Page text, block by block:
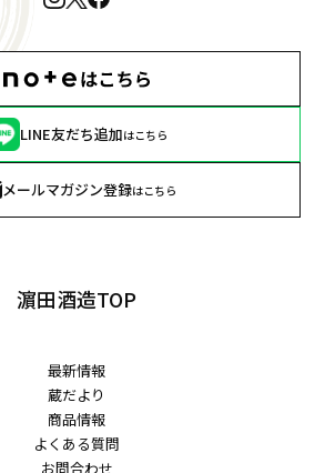
LINE友だち追加はこちら
メールマガジン登録はこちら
濵田酒造TOP
最新情報
蔵だより
商品情報
よくある質問
お問合わせ